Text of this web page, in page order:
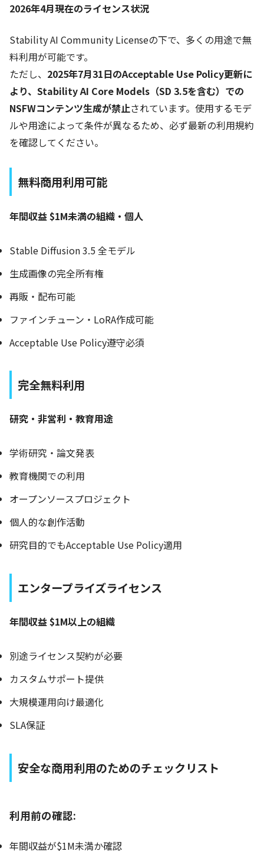
2026年4月現在のライセンス状況
Stability AI Community Licenseの下で、多くの用途で無
料利用が可能です。
ただし、 2025年7月31日のAcceptable Use Policy更新に
より、Stability AI Core Models（SD 3.5を含む）での
NSFWコンテンツ生成が禁止されています。使用するモデ
ルや用途によって条件が異なるため、必ず最新の利用規約
を確認してください。
無料商用利用可能
年間収益 $1M未満の組織・個人
Stable Diffusion 3.5 全モデル
生成画像の完全所有権
再販・配布可能
ファインチューン・LoRA作成可能
Acceptable Use Policy遵守必須
完全無料利用
研究・非営利・教育用途
学術研究・論文発表
教育機関での利用
オープンソースプロジェクト
個人的な創作活動
研究目的でもAcceptable Use Policy適用
エンタープライズライセンス
年間収益 $1M以上の組織
別途ライセンス契約が必要
カスタムサポート提供
大規模運用向け最適化
SLA保証
安全な商用利用のためのチェックリスト
利用前の確認:
年間収益が$1M未満か確認